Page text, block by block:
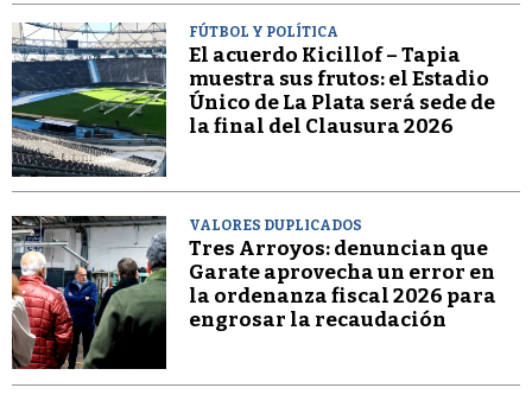
FÚTBOL Y POLÍTICA
El acuerdo Kicillof – Tapia
muestra sus frutos: el Estadio
Único de La Plata será sede de
la final del Clausura 2026
VALORES DUPLICADOS
Tres Arroyos: denuncian que
Garate aprovecha un error en
la ordenanza fiscal 2026 para
engrosar la recaudación